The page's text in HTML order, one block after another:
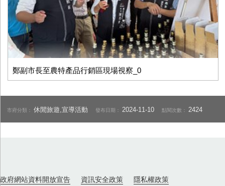
鄭副市長至農特產品行銷區現場視察_0
市府分類：休閒旅遊,宣導活動 發布日期：2024-11-10 點閱次數：2424
政府網站資料開放宣告 資訊安全政策 隱私權政策